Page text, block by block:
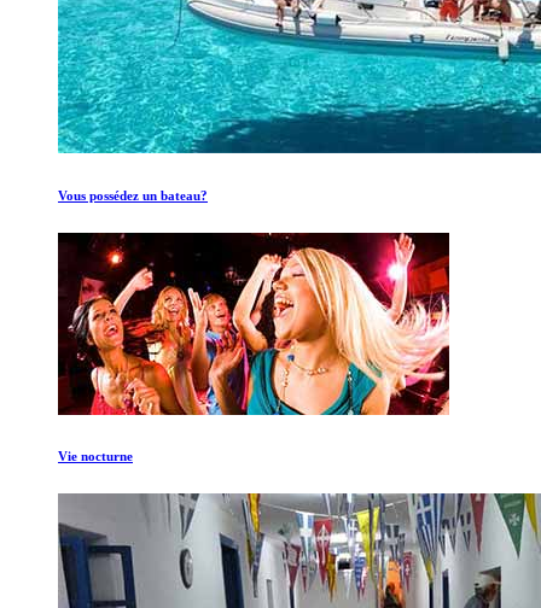
Vous possédez un bateau?
Vie nocturne